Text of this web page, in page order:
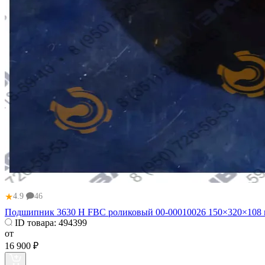
★4.9 46
Подшипник 3630 Н FBC роликовый 00-00010026 150×320×108
ID товара: 494399
от
16 900 ₽